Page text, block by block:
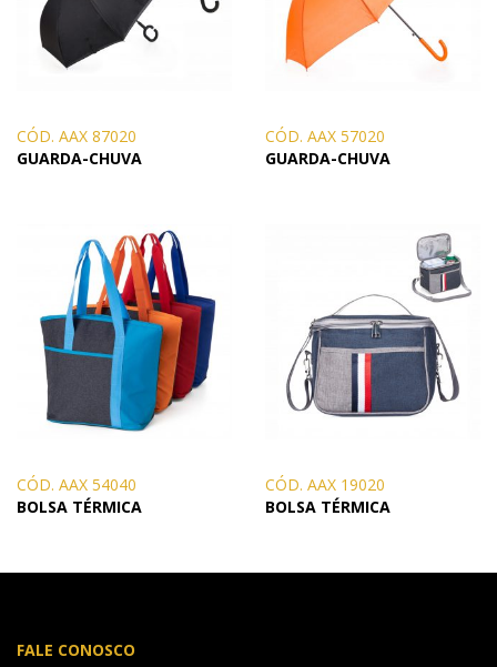
CÓD. AAX 87020
GUARDA-CHUVA
CÓD. AAX 57020
GUARDA-CHUVA
CÓD. AAX 54040
BOLSA TÉRMICA
CÓD. AAX 19020
BOLSA TÉRMICA
FALE CONOSCO